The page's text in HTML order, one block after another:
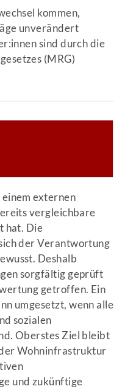
kommen,
unverändert
sind durch die
(MRG)
einem externen
vergleichbare
hat. Die
der Verantwortung
Deshalb
sorgfältig geprüft
getroffen. Ein
umgesetzt, wenn alle
sozialen
Oberstes Ziel bleibt
Wohninfrastruktur
und zukünftige